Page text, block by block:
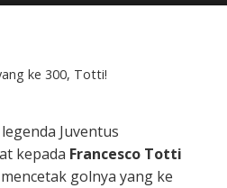
ke 300, Totti!
Juventus
kepada Francesco Totti
golnya yang ke